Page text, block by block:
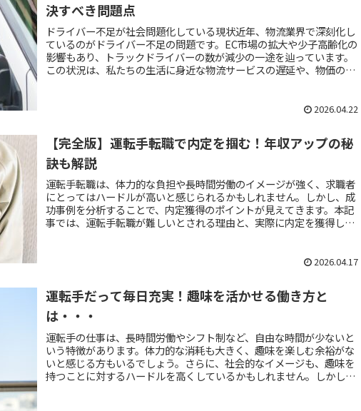
決すべき問題点
ドライバー不足が社会問題化している現状近年、物流業界で深刻化し
ているのがドライバー不足の問題です。EC市場の拡大や少子高齢化の
影響もあり、トラックドライバーの数が減少の一途を辿っています。
この状況は、私たちの生活に身近な物流サービスの遅延や、物価の上
2026.04.22
【完全版】運転手転職で内定を掴む！年収アップの秘
訣も解説
運転手転職は、体力的な負担や長時間労働のイメージが強く、求職者
にとってはハードルが高いと感じられるかもしれません。しかし、成
功事例を分析することで、内定獲得のポイントが見えてきます。本記
事では、運転手転職が難しいとされる理由と、実際に内定を獲得した
2026.04.17
運転手だって毎日充実！趣味を活かせる働き方と
は・・・
運転手の仕事は、長時間労働やシフト制など、自由な時間が少ないと
いう特徴があります。体力的な消耗も大きく、趣味を楽しむ余裕がな
いと感じる方もいるでしょう。さらに、社会的なイメージも、趣味を
持つことに対するハードルを高くしているかもしれません。しかし、